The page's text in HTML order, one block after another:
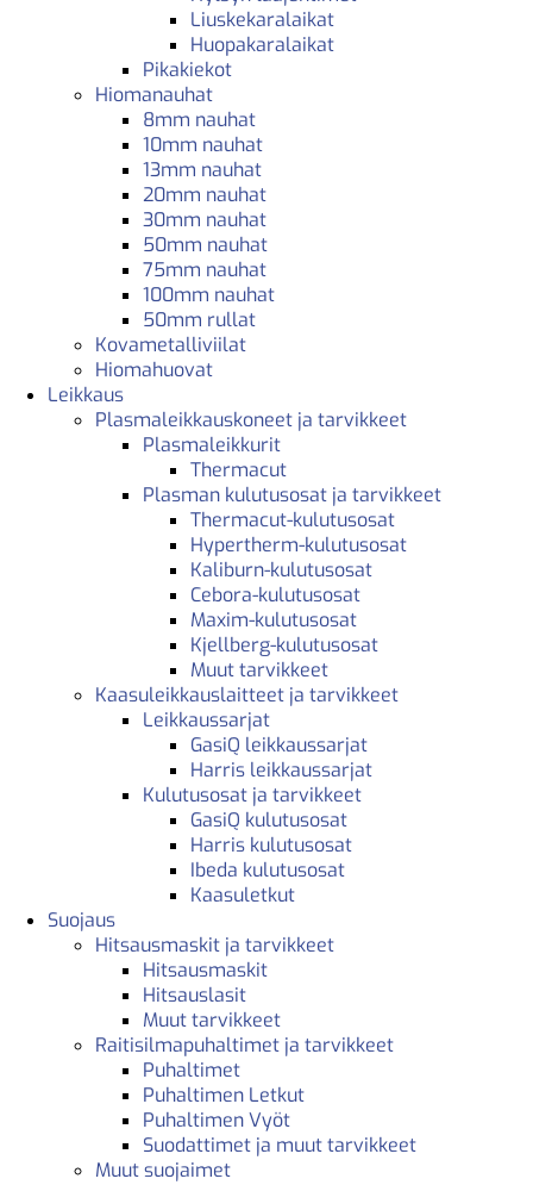
Liuskekaralaikat
Huopakaralaikat
Pikakiekot
Hiomanauhat
8mm nauhat
10mm nauhat
13mm nauhat
20mm nauhat
30mm nauhat
50mm nauhat
75mm nauhat
100mm nauhat
50mm rullat
Kovametalliviilat
Hiomahuovat
Leikkaus
Plasmaleikkauskoneet ja tarvikkeet
Plasmaleikkurit
Thermacut
Plasman kulutusosat ja tarvikkeet
Thermacut-kulutusosat
Hypertherm-kulutusosat
Kaliburn-kulutusosat
Cebora-kulutusosat
Maxim-kulutusosat
Kjellberg-kulutusosat
Muut tarvikkeet
Kaasuleikkauslaitteet ja tarvikkeet
Leikkaussarjat
GasiQ leikkaussarjat
Harris leikkaussarjat
Kulutusosat ja tarvikkeet
GasiQ kulutusosat
Harris kulutusosat
Ibeda kulutusosat
Kaasuletkut
Suojaus
Hitsausmaskit ja tarvikkeet
Hitsausmaskit
Hitsauslasit
Muut tarvikkeet
Raitisilmapuhaltimet ja tarvikkeet
Puhaltimet
Puhaltimen Letkut
Puhaltimen Vyöt
Suodattimet ja muut tarvikkeet
Muut suojaimet